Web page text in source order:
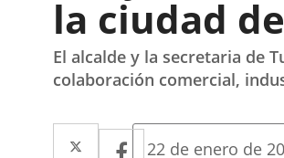
la ciudad
El alcalde y la secretaria de
colaboración comercial,
Twitter
EnlaceFacebook
Enlace
Fecha
22 de enero de